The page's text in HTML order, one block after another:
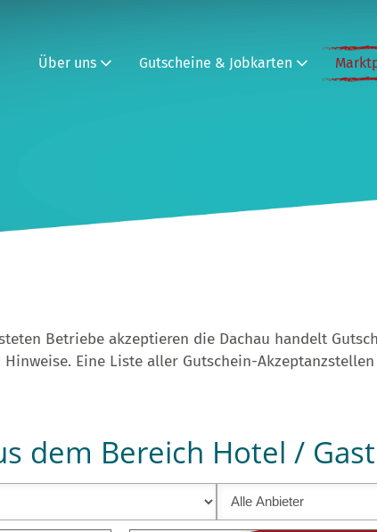
Über uns Gutscheine & Jobkarten
Betriebe akzeptieren die Dachau handelt
Eine Liste aller Gutschein-
dem Bereich Hotel /